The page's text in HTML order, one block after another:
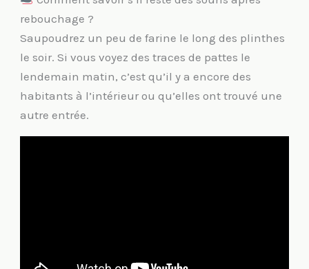
rebouchage ?
Saupoudrez un peu de farine le long des plinthes
le soir. Si vous voyez des traces de pattes le
lendemain matin, c’est qu’il y a encore des
habitants à l’intérieur ou qu’elles ont trouvé une
autre entrée.